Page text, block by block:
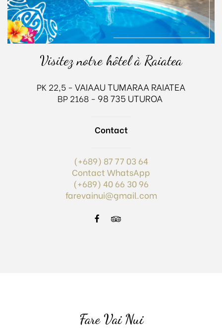
Visitez notre hôtel à Raiatea
PK 22,5 - VAIAAU TUMARAA RAIATEA
BP 2168 - 98 735 UTUROA
Contact
(+689) 87 77 03 64
Contact WhatsApp
(+689) 40 66 30 96
farevainui@gmail.com
Fare Vai Nui